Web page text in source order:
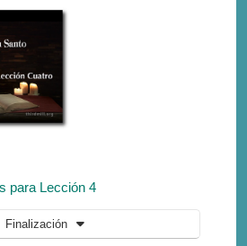
para Lección 4Página
Finalización